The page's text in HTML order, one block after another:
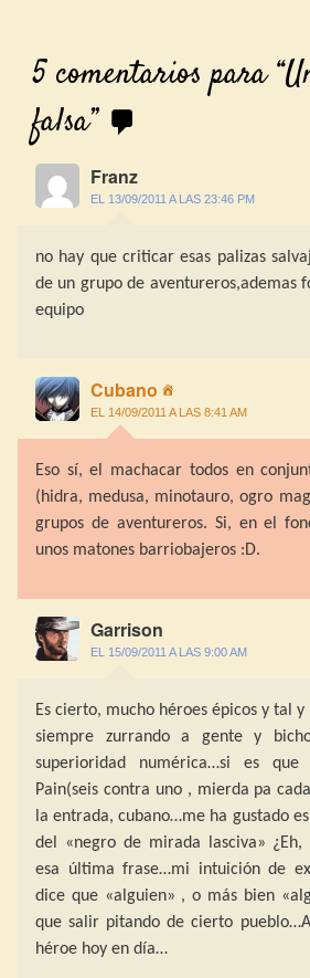
5 comentarios para “
falsa”
Franz
EL 13/09/2011 A LAS 23:46 PM
no hay que criticar esas palizas
de un grupo de aventureros,ademas
equipo
Cubano
EL 14/09/2011 A LAS 8:41 AM
Eso sí, el machacar todos en
(hidra, medusa, minotauro, ogro
grupos de aventureros. Si, en el
unos matones barriobajeros :D.
Garrison
EL 15/09/2011 A LAS 9:00 AM
Es cierto, mucho héroes épicos y tal
siempre zurrando a gente y
superioridad numérica…si es que
Pain(seis contra uno , mierda pa
la entrada, cubano…me ha gustado
del «negro de mirada lasciva» ¿Eh,
esa última frase…mi intuición de
dice que «alguien» , o más bien
que salir pitando de cierto
héroe hoy en día…